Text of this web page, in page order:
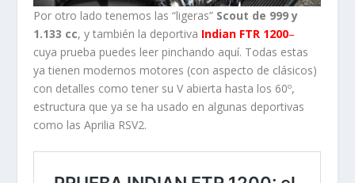
Por otro lado tenemos las “ligeras” Scout de 999 y
1.133 cc, y también la deportiva Indian FTR 1200–
cuya prueba puedes leer pinchando aquí. Todas estas
ya tienen modernos motores (con aspecto de clásicos)
con detalles como tener su V abierta hasta los 60º,
estructura que ya se ha usado en algunas deportivas
como las Aprilia RSV2.